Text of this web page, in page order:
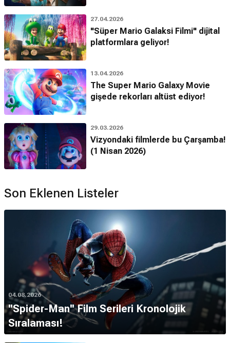
27.04.2026
"Süper Mario Galaksi Filmi" dijital
platformlara geliyor!
13.04.2026
The Super Mario Galaxy Movie
gişede rekorları altüst ediyor!
29.03.2026
Vizyondaki filmlerde bu Çarşamba!
(1 Nisan 2026)
Son Eklenen Listeler
04.08.2026
''Spider-Man'' Film Serileri Kronolojik
Sıralaması!